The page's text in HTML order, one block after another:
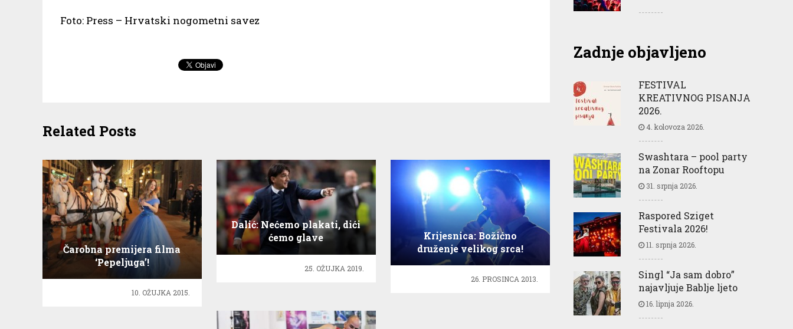
Foto: Press – Hrvatski nogometni savez
Related Posts
Čarobna premijera filma
‘Pepeljuga’!
10. OŽUJKA 2015.
Dalić: Nećemo plakati, dići
ćemo glave
25. OŽUJKA 2019.
Krijesnica: Božićno
druženje velikog srca!
26. PROSINCA 2013.
Zadnje objavljeno
FESTIVAL
KREATIVNOG PISANJA
2026.
4. kolovoza 2026.
Swashtara – pool party
na Zonar Rooftopu
31. srpnja 2026.
Raspored Sziget
Festivala 2026!
11. srpnja 2026.
Singl “Ja sam dobro”
najavljuje Bablje ljeto
16. lipnja 2026.